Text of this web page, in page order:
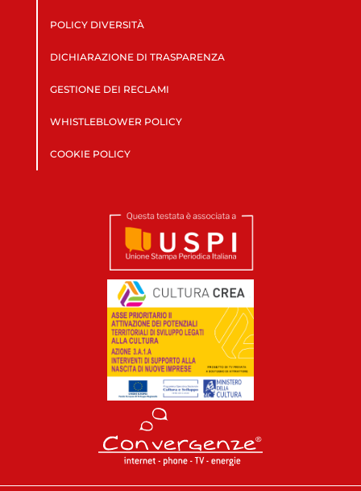
POLICY DIVERSITÀ
DICHIARAZIONE DI TRASPARENZA
GESTIONE DEI RECLAMI
WHISTLEBLOWER POLICY
COOKIE POLICY